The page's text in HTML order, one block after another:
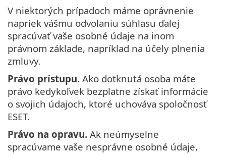
V niektorých prípadoch máme oprávnenie
napriek vášmu odvolaniu súhlasu ďalej
spracúvať vaše osobné údaje na inom
právnom základe, napríklad na účely plnenia
zmluvy.
Právo prístupu. Ako dotknutá osoba máte
právo kedykoľvek bezplatne získať informácie
o svojich údajoch, ktoré uchováva spoločnosť
ESET.
Právo na opravu. Ak neúmyselne
spracúvame vaše nesprávne osobné údaje,